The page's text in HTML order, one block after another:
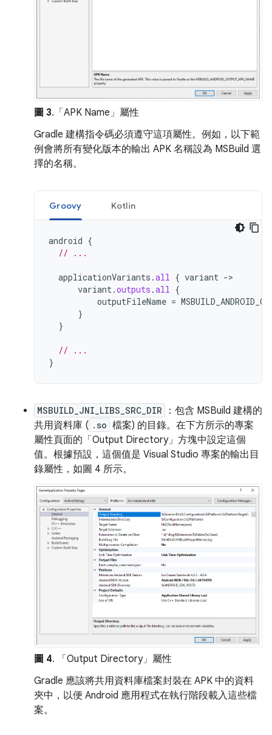
圖 3.「APK Name」 屬性
Gradle 建構指令碼必須遵守這項屬性。例如，以下範
例會將所有變化版本的輸出 APK 名稱設為 MSBuild 選
擇的名稱。
Groovy Kotlin
android {
// ...
applicationVariants .all { variant ->
variant.outputs .all {
outputFileName =
}
}
// ...
}
MSBUILD_JNI_LIBS_SRC_DIR
：包含 MSBuild 建構的
共用資料庫 ( .so 檔案) 的目錄。在下方所示的專案
屬性頁面的「Output Directory」 方塊中設定這個
值。根據預設，這個值是 Visual Studio 專案的輸出目
錄屬性，如圖 4 所示。
圖 4. 「Output Directory」 屬性
Gradle 應該將共用資料庫檔案封裝在 APK 中的資料
夾中，以便 Android 應用程式在執行階段載入這些檔
案。